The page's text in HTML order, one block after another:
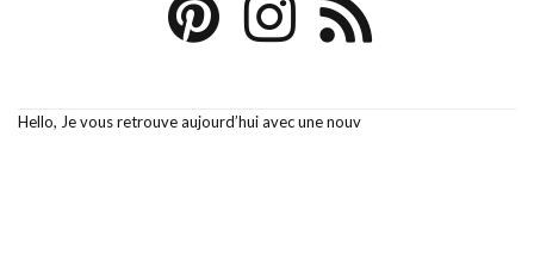
Hello, Je vous retrouve aujourd’hui avec une nouv